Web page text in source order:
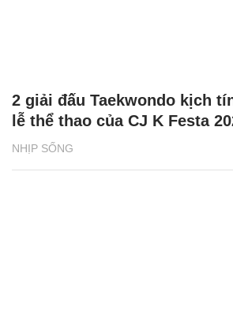
NHỊP SỐNG
2 giải đấu Taekwondo kịch
lễ thể thao của CJ K Festa